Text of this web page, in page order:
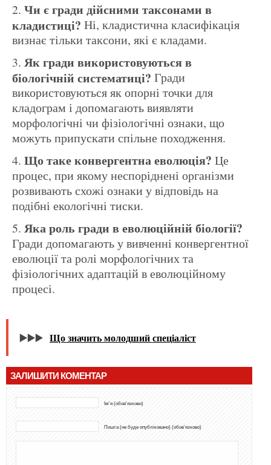
Чи є гради дійсними таксонами в
кладистиці? Ні, кладистична класифікація
визнає тільки таксони, які є кладами.
Як гради використовуються в
біологічній систематиці? Гради
використовуються як опорні точки для
кладограм і допомагають виявляти
морфологічні чи фізіологічні ознаки, що
можуть припускати спільне походження.
Що таке конвергентна еволюція? Це
процес, при якому неспоріднені організми
розвивають схожі ознаки у відповідь на
подібні екологічні тиски.
Яка роль гради в еволюційній біології?
Гради допомагають у вивченні конвергентної
еволюції та ролі морфологічних та
фізіологічних адаптацій в еволюційному
процесі.
▶️▶️▶️ Що значить молодший спеціаліст
ЗАЛИШИТИ КОМЕНТАР
Ім'я (обов'язково)
Пошта (не буде опубліковано) (обов'язково)